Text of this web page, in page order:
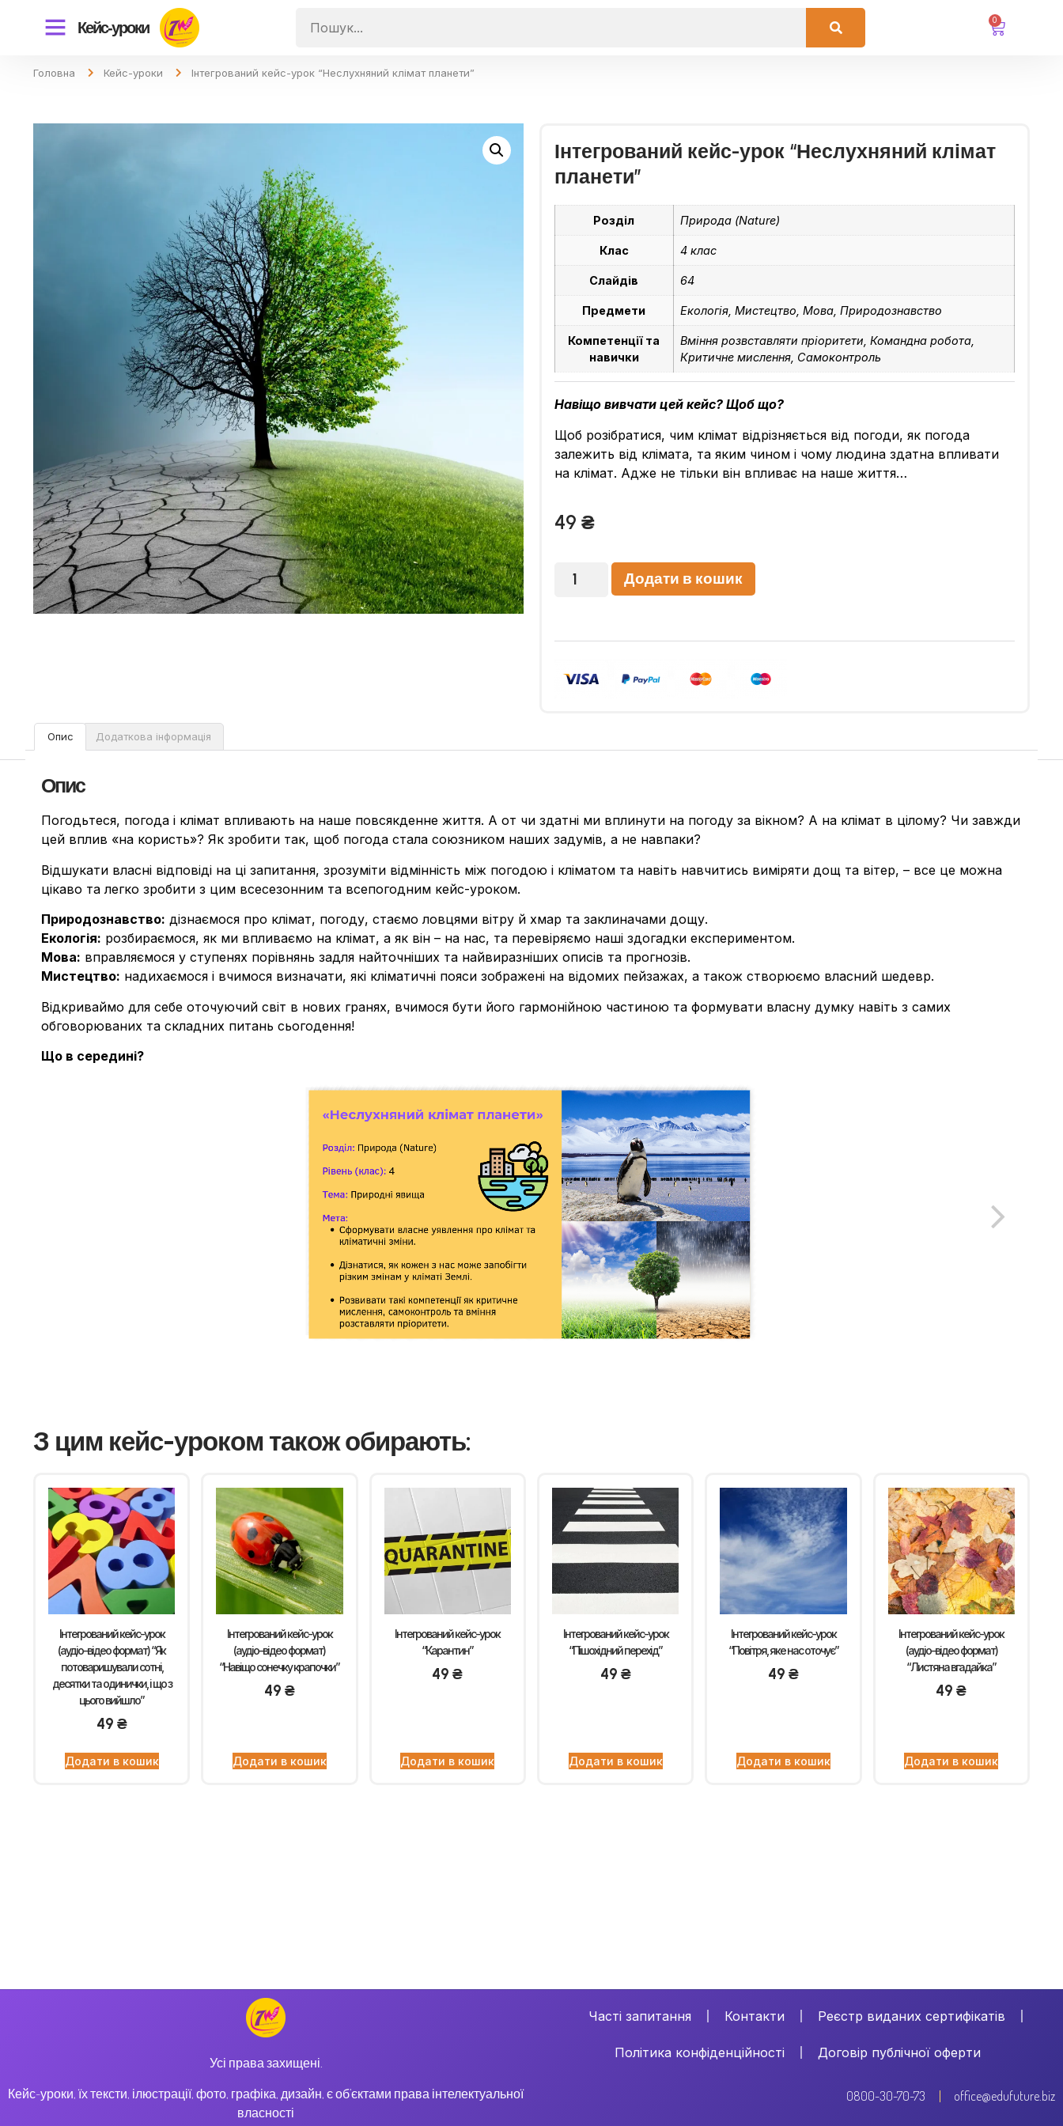
Кейс-уроки 0
Головна Кейс-уроки Інтегрований кейс-урок “Неслухняний клімат планети”
Інтегрований кейс-урок “Неслухняний клімат
планети”
Розділ Природа (Nature)
Клас 4 клас
Слайдів 64
Предмети Екологія, Мистецтво, Мова, Природознавство
Компетенції та
навички
Вміння розвставляти пріоритети, Командна робота,
Критичне мислення, Самоконтроль
Навіщо вивчати цей кейс? Щоб що?
Щоб розібратися, чим клімат відрізняється від погоди, як погода
залежить від клімата, та яким чином і чому людина здатна впливати
на клімат. Адже не тільки він впливає на наше життя…
49 ₴
Додати в кошик
Опис Додаткова інформація
Опис
Погодьтеся, погода і клімат впливають на наше повсякденне життя. А от чи здатні ми вплинути на погоду за вікном? А на клімат в цілому? Чи завжди
цей вплив «на користь»? Як зробити так, щоб погода стала союзником наших задумів, а не навпаки?
Відшукати власні відповіді на ці запитання, зрозуміти відмінність між погодою і кліматом та навіть навчитись виміряти дощ та вітер, – все це можна
цікаво та легко зробити з цим всесезонним та всепогодним кейс-уроком.
Природознавство: дізнаємося про клімат, погоду, стаємо ловцями вітру й хмар та заклиначами дощу.
Екологія: розбираємося, як ми впливаємо на клімат, а як він – на нас, та перевіряємо наші здогадки експериментом.
Мова: вправляємося у ступенях порівнянь задля найточніших та найвиразніших описів та прогнозів.
Мистецтво: надихаємося і вчимося визначати, які кліматичні пояси зображені на відомих пейзажах, а також створюємо власний шедевр.
Відкриваймо для себе оточуючий світ в нових гранях, вчимося бути його гармонійною частиною та формувати власну думку навіть з самих
обговорюваних та складних питань сьогодення!
Що в середині?
З цим кейс-уроком також обирають:
Інтегрований кейс-урок
(аудіо-відео формат) “Як
потоваришували сотні,
десятки та одинички, і що з
цього вийшло”
49 ₴
Додати в кошик
Інтегрований кейс-урок
(аудіо-відео формат)
“Навіщо сонечку крапочки”
49 ₴
Додати в кошик
Інтегрований кейс-урок
“Карантин”
49₴
Додати в кошик
Інтегрований кейс-урок
“Пішохідний перехід”
49 ₴
Додати в кошик
Інтегрований кейс-урок
“Повітря, яке нас оточує”
49 ₴
Додати в кошик
Інтегрований кейс-урок
(аудіо-відео формат)
“Листяна вгадайка”
49₴
Додати в кошик
Усі права захищені.
Кейс-уроки, їх тексти, ілюстрації, фото, графіка, дизайн, є об’єктами права інтелектуальної
власності
Часті запитання Контакти Реєстр виданих сертифікатів
Політика конфіденційності Договір публічної оферти
0800-30-70-73 office@edufuture.biz